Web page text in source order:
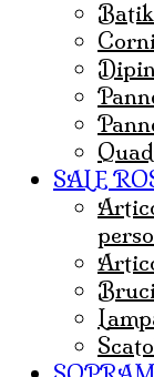
SALE
articoli di sale per la cura della